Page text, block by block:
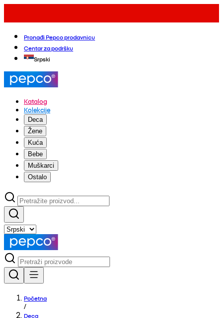
Pronađi Pepco prodavnicu
Centar za podršku
Srpski
Katalog
Kolekcije
Deca
Žene
Kuća
Bebe
Muškarci
Ostalo
Početna
/
Deca